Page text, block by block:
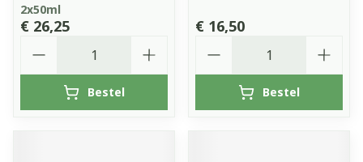
2x50ml
€ 26,25
Bestel
€ 16,50
Bestel